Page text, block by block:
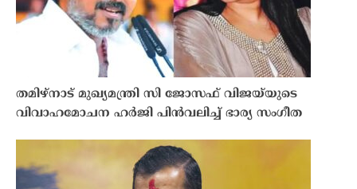
തമിഴ്നാട് മുഖ്യമന്ത്രി സി ജോസഫ് വിജയ്‌യുടെ
വിവാഹമോചന ഹർജി പിൻവലിച്ച് ഭാര്യ സംഗീത